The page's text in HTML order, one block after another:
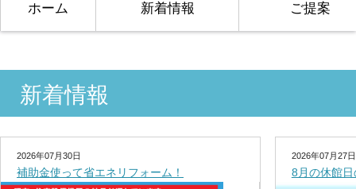
ホーム 新着情報 ご提案
新着情報
2026年07月30日
補助金使って省エネリフォーム！
2026年07月27日
8月の休館